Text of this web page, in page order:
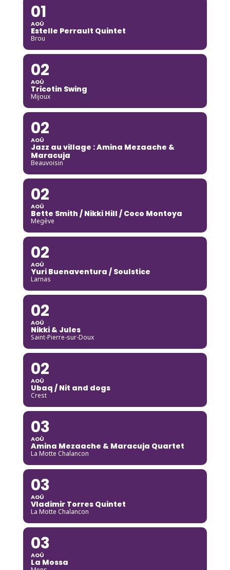
01
AOÛ
Estelle Perrault Quintet
Brou
02
AOÛ
Tricotin Swing
Mijoux
02
AOÛ
Jazz au village : Amina Mezaache &
Maracuja
Beauvoisin
02
AOÛ
Bette Smith / Nikki Hill / Coco Montoya
Megève
02
AOÛ
Yuri Buenaventura / Soulstice
Larnas
02
AOÛ
Nikki & Jules
Saint-Pierre-sur-Doux
02
AOÛ
Ubaq / Nit and dogs
Crest
03
AOÛ
Amina Mezaache & Maracuja Quartet
La Motte Chalancon
03
AOÛ
Vladimir Torres Quintet
La Motte Chalancon
03
AOÛ
La Mossa